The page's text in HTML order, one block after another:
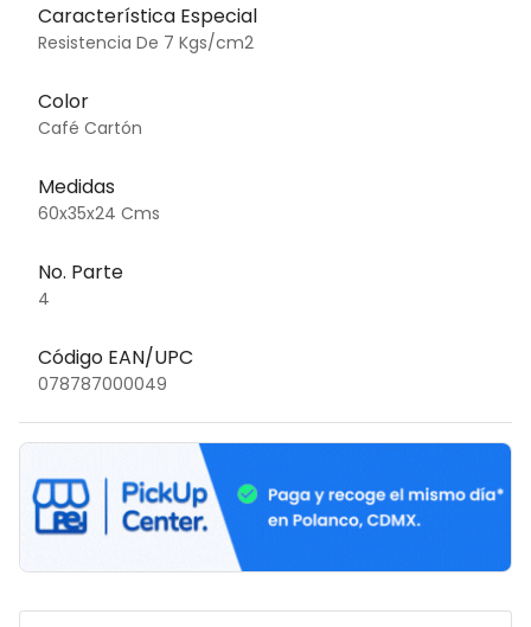
Característica Especial
Resistencia De 7 Kgs/cm2
Color
Café Cartón
Medidas
60x35x24 Cms
No. Parte
4
Código EAN/UPC
078787000049